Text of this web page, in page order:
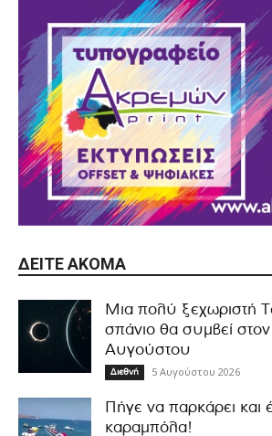
ΔΕΊΤΕ ΑΚΌΜΑ
Μια πολύ ξεχωριστή
σπάνιο θα συμβεί
Αυγούστου
Διεθνή 5 Αυγούστου 2026
Πήγε να παρκάρει και
καραμπόλα!